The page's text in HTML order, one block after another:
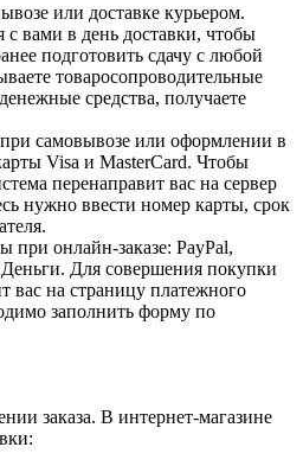
или доставке курьером.
с вами в день доставки, чтобы
подготовить сдачу с любой
товаросопроводительные
средства, получаете
самовывозе или оформлении в
Visa и MasterCard. Чтобы
перенаправит вас на сервер
нужно ввести номер карты, срок
при онлайн-заказе: PayPal,
Для совершения покупки
вас на страницу платежного
заполнить форму по
заказа. В интернет-магазине